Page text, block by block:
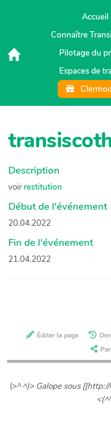
Aller au contenu principal
Accueil
Connaître
Pilotage du
Espaces de
Description
voir restitution
Début de l'événement
20.04.2022
Fin de l'événement
21.04.2022
Éditer la page
(>^^)> Galope sous
<(^